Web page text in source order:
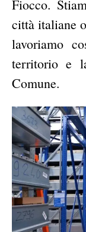
Fiocco.
città italiane
lavoriamo
territorio e
Comune.